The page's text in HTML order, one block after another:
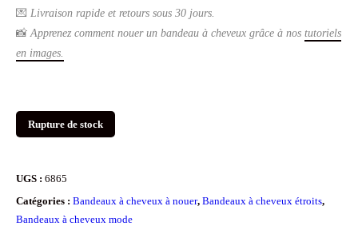
💌 Livraison rapide et retours sous 30 jours.
📸 Apprenez comment nouer un bandeau à cheveux grâce à nos tutoriels
en images.
Rupture de stock
UGS : 6865
Catégories : Bandeaux à cheveux à nouer, Bandeaux à cheveux étroits,
Bandeaux à cheveux mode